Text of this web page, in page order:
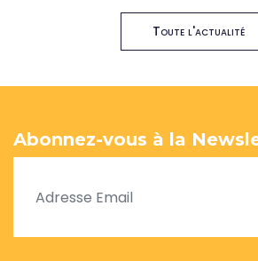
Toute l'actualité
Abonnez-vous à la